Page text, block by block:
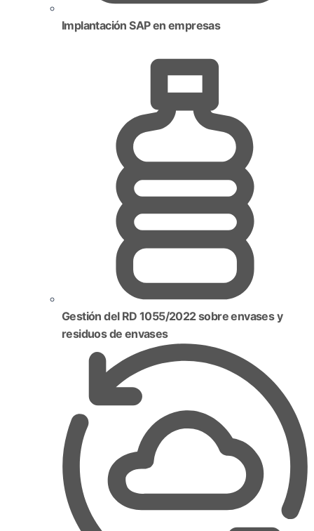
Implantación SAP en empresas
Gestión del RD 1055/2022 sobre envases y
residuos de envases